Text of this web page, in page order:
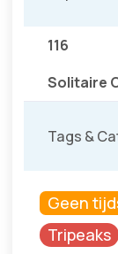
116
Solitaire
Tags &
Geen
Tripeaks